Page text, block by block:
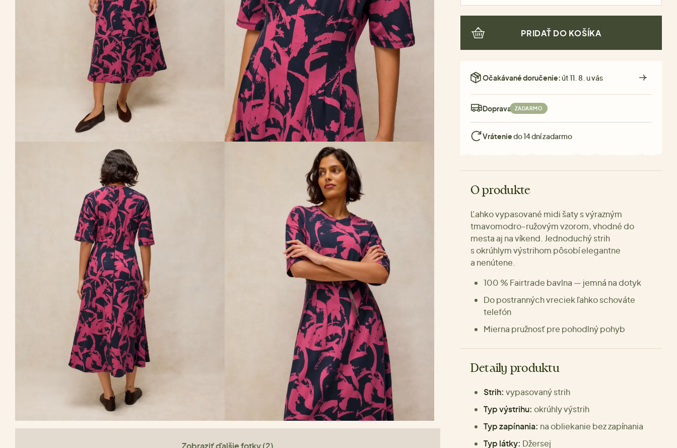
Zobraziť ďalšie fotky (2)
PRIDAŤ DO KOŠÍKA
Očakávané doručenie:út 11. 8. u vás
Doprava: ZADARMO
Vráteniedo 14 dní zadarmo
O produkte
Ľahko vypasované midi šaty s výrazným
tmavomodro-ružovým vzorom, vhodné do
mesta aj na víkend. Jednoduchý strih
s okrúhlym výstrihom pôsobí elegantne
a nenútene.
100 % Fairtrade bavlna — jemná na dotyk
Do postranných vreciek ľahko schováte
telefón
Mierna pružnosť pre pohodlný pohyb
Detaily produktu
Strih: vypasovaný strih
Typ výstrihu: okrúhly výstrih
Typ zapínania: na obliekanie bez zapínania
Typ látky: Džersej